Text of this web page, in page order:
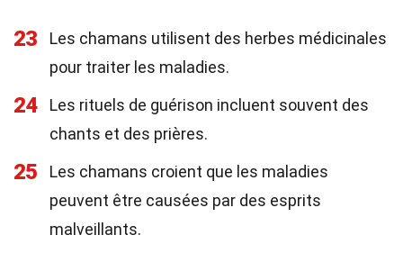
23
Les chamans utilisent des herbes médicinales
pour traiter les maladies.
24
Les rituels de guérison incluent souvent des
chants et des prières.
25
Les chamans croient que les maladies
peuvent être causées par des esprits
malveillants.